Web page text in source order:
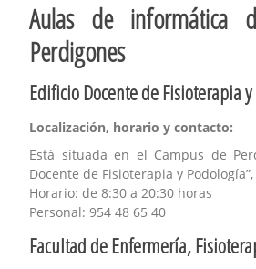
Aulas de informática
Perdigones
Edificio Docente de Fisioterapia
Localización, horario y contacto:
Está situada en el Campus de
Docente de Fisioterapia y
Horario: de 8:30 a 20:30 horas
Personal: 954 48 65 40
Facultad de Enfermería,